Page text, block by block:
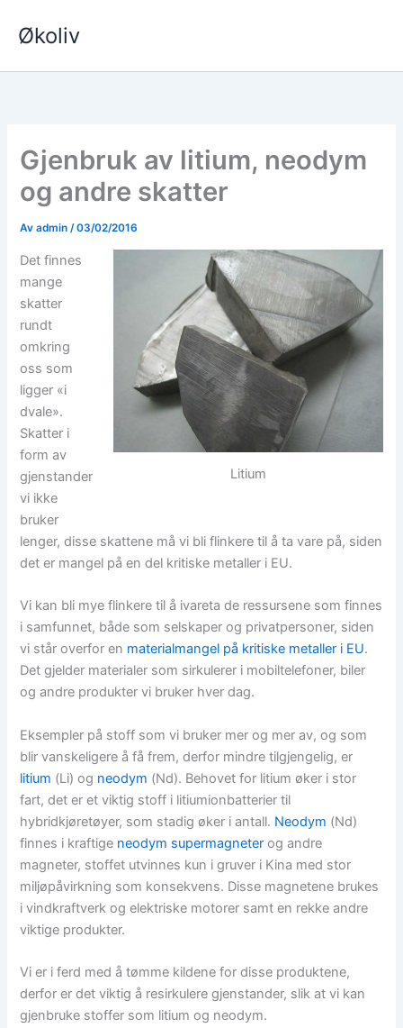
rett
innholdet
Økoliv
Gjenbruk av litium, neodym
og andre skatter
Av admin/03/02/2016
Litium
Det finnes
mange
skatter
rundt
omkring
oss som
ligger «i
dvale».
Skatter i
form av
gjenstander
vi ikke
bruker
lenger, disse skattene må vi bli flinkere til å ta vare på, siden
det er mangel på en del kritiske metaller i EU.
Vi kan bli mye flinkere til å ivareta de ressursene som finnes
i samfunnet, både som selskaper og privatpersoner, siden
vi står overfor en materialmangel på kritiske metaller i EU.
Det gjelder materialer som sirkulerer i mobiltelefoner, biler
og andre produkter vi bruker hver dag.
Eksempler på stoff som vi bruker mer og mer av, og som
blir vanskeligere å få frem, derfor mindre tilgjengelig, er
litium (Li) og neodym (Nd). Behovet for litium øker i stor
fart, det er et viktig stoff i litiumionbatterier til
hybridkjøretøyer, som stadig øker i antall. Neodym (Nd)
finnes i kraftige neodym supermagneter og andre
magneter, stoffet utvinnes kun i gruver i Kina med stor
miljøpåvirkning som konsekvens. Disse magnetene brukes
i vindkraftverk og elektriske motorer samt en rekke andre
viktige produkter.
Vi er i ferd med å tømme kildene for disse produktene,
derfor er det viktig å resirkulere gjenstander, slik at vi kan
gjenbruke stoffer som litium og neodym.